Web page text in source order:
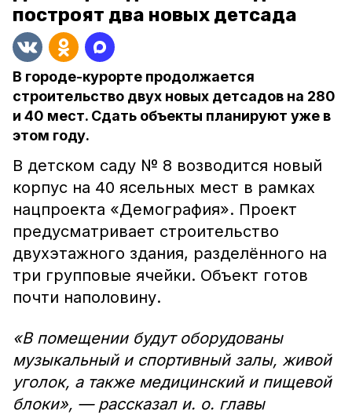
построят два новых детсада
В городе-курорте продолжается
строительство двух новых детсадов на 280
и 40 мест. Сдать объекты планируют уже в
этом году.
В детском саду № 8 возводится новый
корпус на 40 ясельных мест в рамках
нацпроекта «Демография». Проект
предусматривает строительство
двухэтажного здания, разделённого на
три групповые ячейки. Объект готов
почти наполовину.
«В помещении будут оборудованы
музыкальный и спортивный залы, живой
уголок, а также медицинский и пищевой
блоки», — рассказал и. о. главы